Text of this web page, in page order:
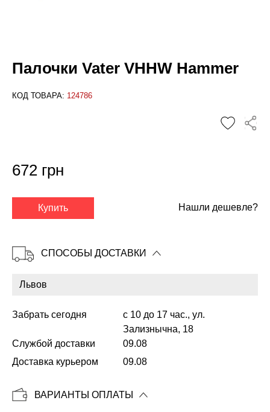
Палочки Vater VHHW Hammer
КОД ТОВАРА: 124786
✕
Копировать
672 грн
Купить Нашли дешевле?
СПОСОБЫ ДОСТАВКИ
Забрать сегодня
с 10 до 17 час., ул.
Зализнычна, 18
Службой доставки
09.08
Доставка курьером
09.08
ВАРИАНТЫ ОПЛАТЫ